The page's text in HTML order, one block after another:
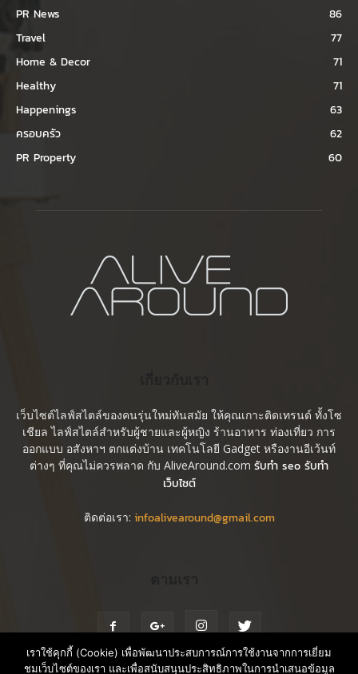
PR News
86
Travel
77
Home & Decor
71
Healthy
71
Happenings
63
ครอบครัว
62
PR Property
60
เว็บไซต์ไลฟ์สไตล์ของคนรุ่นใหม่ทันสมัย ให้คุณเกาะติดเทรนด์ ทั้งโซ
เชียล ไลฟ์สไตล์สำหรับผู้ชายและผู้หญิง ร้านอาหาร ท่องเที่ยว การ
ออกแบบ อสังหาฯ ตกแต่งบ้าน เทคโนโลยี Gadget หรืองานอีเว้นท์
ต่างๆ ที่คุณไม่ควรพลาด กับ AliveAround.com รับทำ seo รับทำ
เว็บไซต์
ติดต่อเรา: infoalivearound@gmail.com
เราใช้คุกกี้ (Cookie) เพื่อพัฒนาประสบการณ์การใช้งานจากการเยี่ยม
ชมเว็บไซต์ของเรา และเพื่อสนับสนุนประสิทธิภาพในการนำเสนอข้อมูล